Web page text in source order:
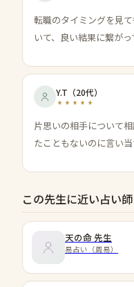
転職のタイミングを見
いて、良い結果に繋が
Y.T （20代）
片思いの相手について
たこともないのに言い当
この先生に近い占い師
天の命 先生
易占い（周易）